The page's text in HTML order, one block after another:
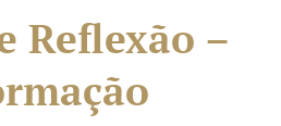
Reflexão –